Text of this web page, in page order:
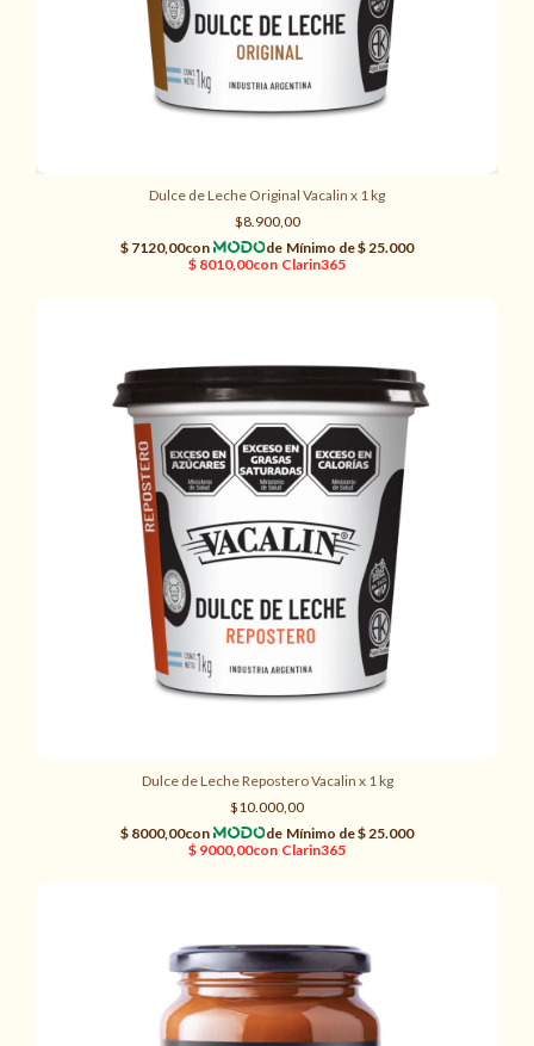
Dulce de Leche Original Vacalin x 1 kg
$8.900,00
Dulce de Leche Repostero Vacalin x 1 kg
$10.000,00